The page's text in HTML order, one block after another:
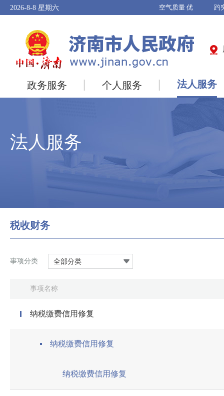
2026-8-8 星期六
政务服务 个人服务 法人服务
法人服务
税收财务
事项分类 全部分类
事项名称
纳税缴费信用修复
纳税缴费信用修复
纳税缴费信用修复